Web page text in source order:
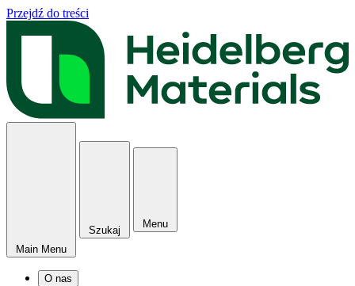
Przejdź do treści
Main Menu
Szukaj
Menu
O nas